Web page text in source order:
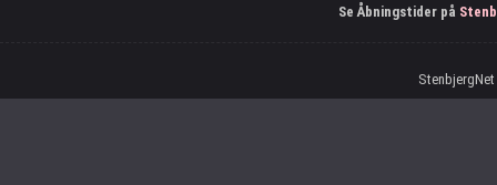
Se Åbningstider på